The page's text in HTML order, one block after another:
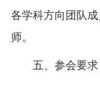
各学科方向团队
师。
五、参会要求